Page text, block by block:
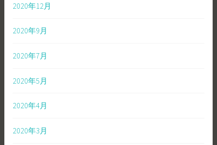
2020年12月
2020年9月
2020年7月
2020年5月
2020年4月
2020年3月